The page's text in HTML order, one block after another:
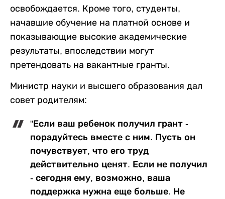
освобождается. Кроме того, студенты,
начавшие обучение на платной основе и
показывающие высокие академические
результаты, впоследствии могут
претендовать на вакантные гранты.
Министр науки и высшего образования дал
совет родителям:
"Если ваш ребенок получил грант -
порадуйтесь вместе с ним. Пусть он
почувствует, что его труд
действительно ценят. Если не получил
- сегодня ему, возможно, ваша
поддержка нужна еще больше. Не